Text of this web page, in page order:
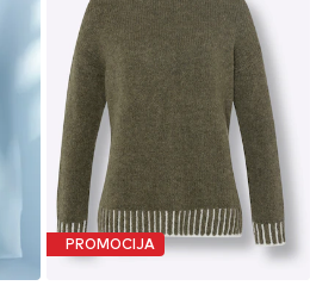
PROMOCIJA